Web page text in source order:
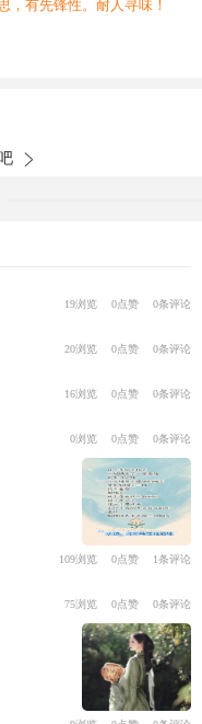
，有先锋性。耐人寻味！
19浏览 0点赞 0条评论
20浏览 0点赞 0条评论
16浏览 0点赞 0条评论
0浏览 0点赞 0条评论
109浏览 0点赞 1条评论
75浏览 0点赞 0条评论